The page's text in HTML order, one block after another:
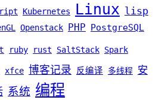
Kubernetes Linux lisp
Openstack PHP PostgreSQL
ruby rust SaltStack Spark
xfce 博客记录 反编译 多线程 安
系统 编程